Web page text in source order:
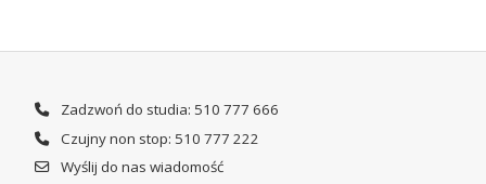
Zadzwoń do studia: 510 777 666
Czujny non stop: 510 777 222
Wyślij do nas wiadomość